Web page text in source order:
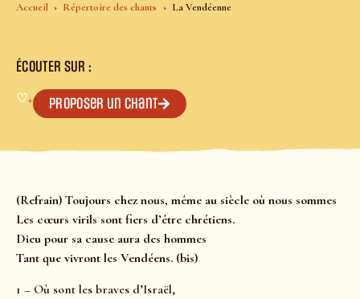
Accueil Répertoire des chants La Vendéenne
ÉCOUTER SUR :
♡+ Proposer un chant
(Refrain) Toujours chez nous, même au siècle où nous sommes
Les cœurs virils sont fiers d’être chrétiens.
Dieu pour sa cause aura des hommes
Tant que vivront les Vendéens. (bis)
1 – Où sont les braves d’Israël,